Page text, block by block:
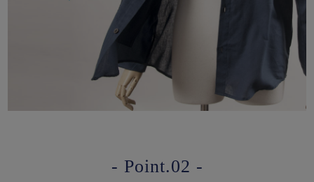
- Point.02 -